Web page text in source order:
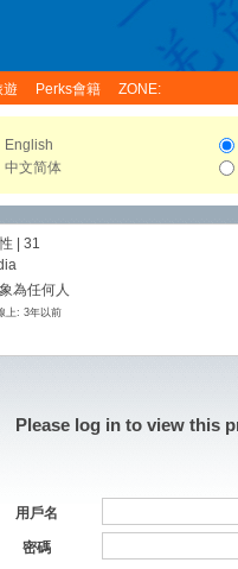
遊 Perks會籍 ZONE:
English
中文简体
| 31
為任何人
上: 3年以前
Please log in to view this
用戶名
密碼